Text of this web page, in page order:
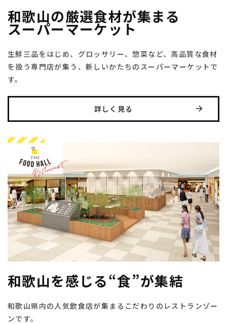
和歌山の厳選食材が集まる
スーパーマーケット
生鮮三品をはじめ、グロッサリー、惣菜など、高品質な食材
を扱う専門店が集う、新しいかたちのスーパーマーケットで
す。
詳しく見る
和歌山を感じる“食”が集結
和歌山県内の人気飲食店が集まるこだわりの レストランゾー
ンです。